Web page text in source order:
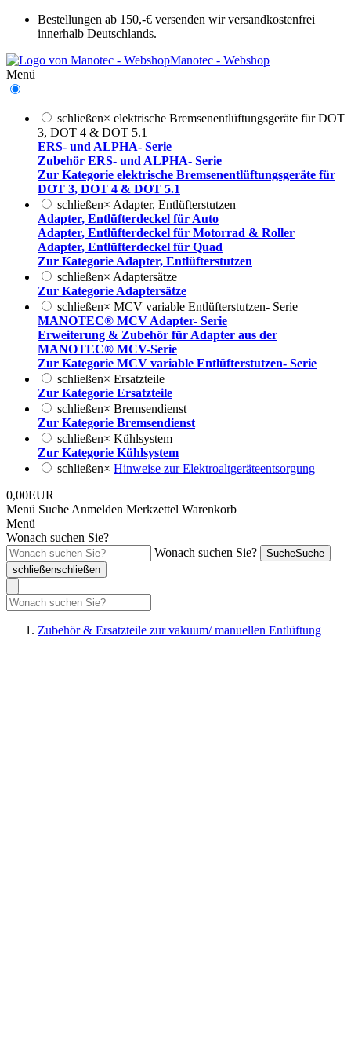
Bestellungen ab 150,-€ versenden wir versandkostenfrei
innerhalb Deutschlands.
Manotec - Webshop
Menü
schließen× elektrische Bremsenentlüftungsgeräte für DOT
3, DOT 4 & DOT 5.1
ERS- und ALPHA- Serie
Zubehör ERS- und ALPHA- Serie
Zur Kategorie elektrische Bremsenentlüftungsgeräte für
DOT 3, DOT 4 & DOT 5.1
schließen× Adapter, Entlüfterstutzen
Adapter, Entlüfterdeckel für Auto
Adapter, Entlüfterdeckel für Motorrad & Roller
Adapter, Entlüfterdeckel für Quad
Zur Kategorie Adapter, Entlüfterstutzen
schließen× Adaptersätze
Zur Kategorie Adaptersätze
schließen× MCV variable Entlüfterstutzen- Serie
MANOTEC® MCV Adapter- Serie
Erweiterung & Zubehör für Adapter aus der
MANOTEC® MCV-Serie
Zur Kategorie MCV variable Entlüfterstutzen- Serie
schließen× Ersatzteile
Zur Kategorie Ersatzteile
schließen× Bremsendienst
Zur Kategorie Bremsendienst
schließen× Kühlsystem
Zur Kategorie Kühlsystem
schließen× Hinweise zur Elektroaltgeräteentsorgung
0,00EUR
Menü Suche Anmelden Merkzettel Warenkorb
Menü
Wonach suchen Sie?
Wonach suchen Sie?
SucheSuche
schließenschließen
Zubehör & Ersatzteile zur vakuum/ manuellen Entlüftung